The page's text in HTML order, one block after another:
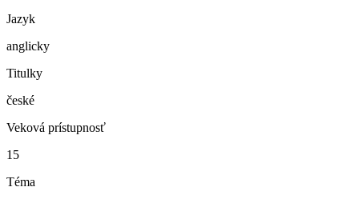
Jazyk
anglicky
Titulky
české
Veková prístupnosť
15
Téma